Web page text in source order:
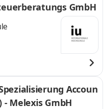
GmbH
Accoun
Melexis GmbH